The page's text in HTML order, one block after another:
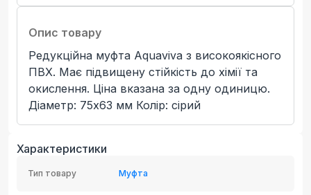
Опис товару
Редукційна муфта Aquaviva з високоякісного
ПВХ. Має підвищену стійкість до хімії та
окислення. Ціна вказана за одну одиницю.
Діаметр: 75х63 мм Колір: сірий
Характеристики
Тип товару Муфта